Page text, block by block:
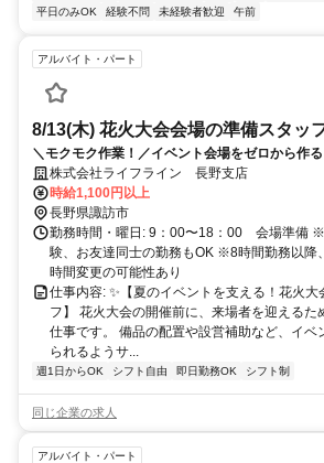
平日のみOK
経験不問 未経験者歓迎 午前
アルバイト・パート
8/13(木) 花火大会会場の準備スタッ
＼モクモク作業！／イベント会場をゼロから作
ト！株式会社ライフライン 長野支店
時給1,100円以上
長野県諏訪市
勤務時間・曜日: 9：00〜18：00 会場準備
験、お友達同士の勤務もOK ※8時間勤務以
時間変更の可能性あり
仕事内容: ✨【夏のイベントを支える！花火大
フ】 花火大会の開催前に、来場者を迎えるた
仕事です。 備品の配置や設営補助など、イベ
られるようサ...
週1日からOK シフト自由 即日勤務OK シフト制
同じ企業の求人
アルバイト・パート